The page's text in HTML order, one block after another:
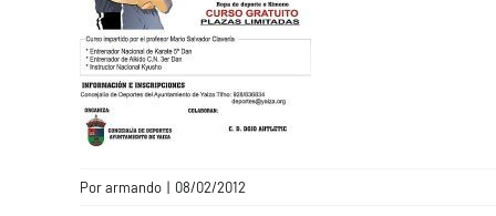
Porarmando | 08/02/2012